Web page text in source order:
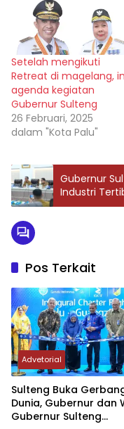
Setelah mengikuti
Retreat di magelang,
agenda kegiatan
Gubernur Sulteng
26 Februari, 2025
dalam "Kota Palu"
Gubernur
Industri
Pos Terkait
Advetorial
Sulteng Buka
Dunia, Gubernur dan
Gubernur Sulteng